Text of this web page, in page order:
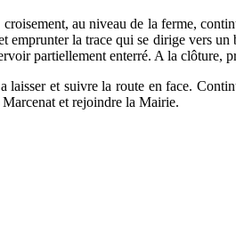
au niveau de la ferme,
emprunter la trace qui se dirige vers
partiellement enterré. A la clôture,
et suivre la route en face.
et rejoindre la Mairie.